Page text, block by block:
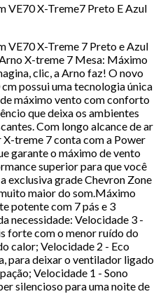
VE70 X-Treme7 Preto E Azul
VE70 X-Treme 7 Preto e Azul
X-treme 7 Mesa: Máximo
clic, a Arno faz! O novo
possui uma tecnologia única
máximo vento com conforto
que deixa os ambientes
Com longo alcance de ar
treme 7 conta com a Power
garante o máximo de vento
superior para que você
exclusiva grade Chevron Zone
maior do som.Máximo
potente com 7 pás e 3
necessidade: Velocidade 3 -
forte com o menor ruído do
calor; Velocidade 2 - Eco
para deixar o ventilador ligado
Velocidade 1 - Sono
silencioso para uma noite de